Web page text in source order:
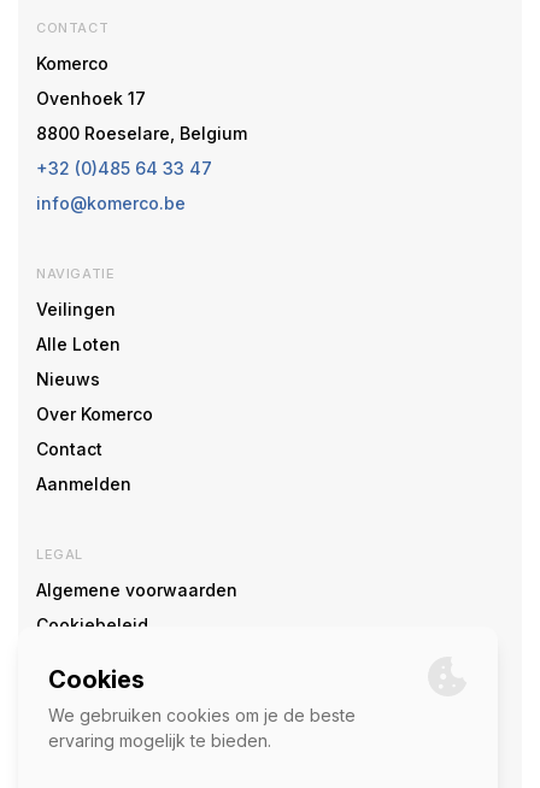
CONTACT
Komerco
Ovenhoek 17
8800 Roeselare, Belgium
+32 (0)485 64 33 47
info@komerco.be
NAVIGATIE
Veilingen
Alle Loten
Nieuws
Over Komerco
Contact
Aanmelden
LEGAL
Algemene voorwaarden
Cookiebeleid
SOCIAL